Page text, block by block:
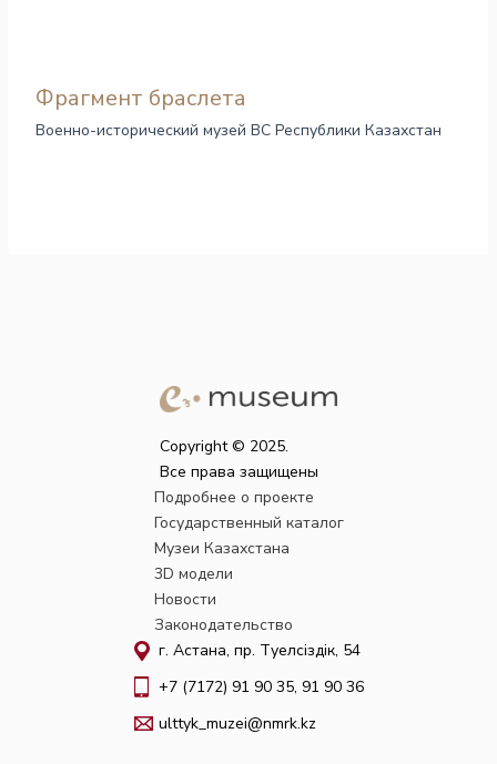
Фрагмент браслета
Военно-исторический музей ВС Республики Казахстан
Copyright © 2025.
Все права защищены
Подробнее о проекте
Государственный каталог
Музеи Казахстана
3D модели
Новости
Законодательство
г. Астана, пр. Тәуелсіздік, 54
+7 (7172) 91 90 35, 91 90 36
ulttyk_muzei@nmrk.kz